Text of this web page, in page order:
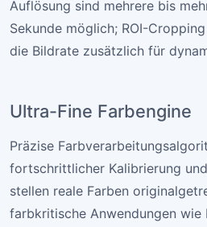
Auflösung sind mehrere bis
Sekunde möglich; ROI-
die Bildrate zusätzlich für
Ultra-Fine Farbengine
Präzise
fortschrittlicher Kalibrierung
stellen reale Farben
farbkritische Anwendungen wie